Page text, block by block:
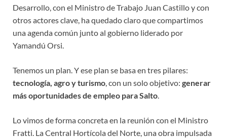
Desarrollo, con el Ministro de Trabajo Juan Castillo y con
otros actores clave, ha quedado claro que compartimos
una agenda común junto al gobierno liderado por
Yamandú Orsi.
Tenemos un plan. Y ese plan se basa en tres pilares:
tecnología, agro y turismo, con un solo objetivo: generar
más oportunidades de empleo para Salto.
Lo vimos de forma concreta en la reunión con el Ministro
Fratti. La Central Hortícola del Norte, una obra impulsada